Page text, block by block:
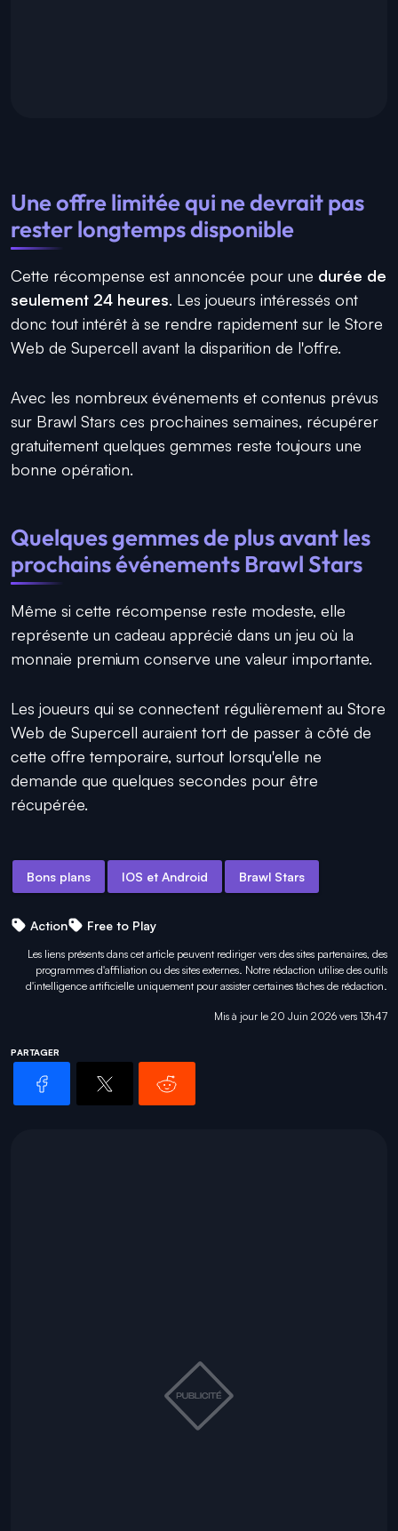
Une offre limitée qui ne devrait pas
rester longtemps disponible
Cette récompense est annoncée pour une durée de
seulement 24 heures. Les joueurs intéressés ont
donc tout intérêt à se rendre rapidement sur le Store
Web de Supercell avant la disparition de l'offre.
Avec les nombreux événements et contenus prévus
sur Brawl Stars ces prochaines semaines, récupérer
gratuitement quelques gemmes reste toujours une
bonne opération.
Quelques gemmes de plus avant les
prochains événements Brawl Stars
Même si cette récompense reste modeste, elle
représente un cadeau apprécié dans un jeu où la
monnaie premium conserve une valeur importante.
Les joueurs qui se connectent régulièrement au Store
Web de Supercell auraient tort de passer à côté de
cette offre temporaire, surtout lorsqu'elle ne
demande que quelques secondes pour être
récupérée.
Bons plans IOS et Android Brawl Stars
Action Free to Play
Les liens présents dans cet article peuvent rediriger vers des sites partenaires, des
programmes d'affiliation ou des sites externes. Notre rédaction utilise des outils
d'intelligence artificielle uniquement pourassister certaines tâches de rédaction.
Mis à jour le 20 Juin 2026 vers 13h47
PARTAGER